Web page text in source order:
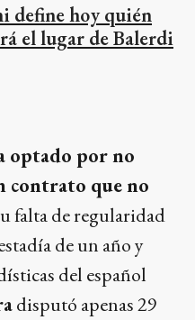
define hoy quién
el lugar de Balerdi
optado por no
contrato que no
falta de regularidad
de un año y
del español
disputó apenas 29